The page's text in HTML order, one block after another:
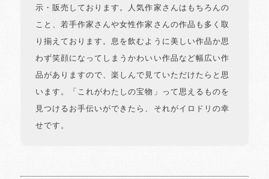
示・販売しております。人気作家さんはもちろんの
こと、若手作家さんや女性作家さんの作品も多く取
り揃えております。息を飲むように美しい作品か思
わず笑顔になってしまうかわいい作品など幅広い作
品がありますので、楽しんで見ていただけたらと思
います。「これがわたしの宝物」って思えるものを
見つけるお手伝いができたら、それがイロドリの幸
せです。